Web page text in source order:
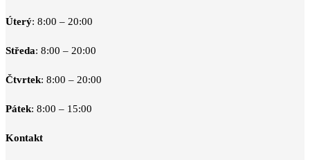
Úterý: 8:00 – 20:00
Středa: 8:00 – 20:00
Čtvrtek: 8:00 – 20:00
Pátek: 8:00 – 15:00
Kontakt